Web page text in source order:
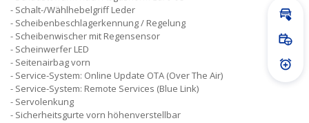
Schalt-/Wählhebelgriff Leder
Scheibenbeschlagerkennung / Regelung
Scheibenwischer mit Regensensor
Scheinwerfer LED
Seitenairbag vorn
Service-System: Online Update OTA (Over The Air)
Service-System: Remote Services (Blue Link)
Servolenkung
Sicherheitsgurte vorn höhenverstellbar